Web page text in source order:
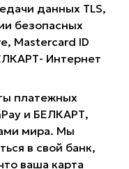
данных TLS,
безопасных
Mastercard ID
Интернет
платежных
и БЕЛКАРТ,
мира. Мы
в свой банк,
ваша карта